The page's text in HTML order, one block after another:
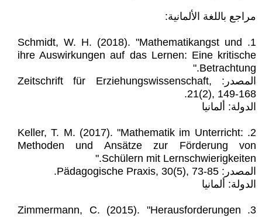
مراجع باللغة الألمانية:
1. Schmidt, W. H. (2018). "Mathematikangst und
ihre Auswirkungen auf das Lernen: Eine kritische
Betrachtung."
المصدر: Zeitschrift für Erziehungswissenschaft,
21(2), 149-168.
الدولة: ألمانيا
2. Keller, T. M. (2017). "Mathematik im Unterricht:
Methoden und Ansätze zur Förderung von
Schülern mit Lernschwierigkeiten."
المصدر: Pädagogische Praxis, 30(5), 73-85.
الدولة: ألمانيا
3. Zimmermann, C. (2015). "Herausforderungen